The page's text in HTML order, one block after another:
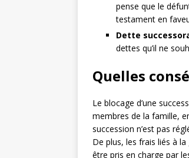
pense que le
testament en
Dette
dettes qu’il ne
Quelles
Le blocage d’une
membres de la famille,
succession n’est pas
De plus, les frais liés à
être pris en charge par